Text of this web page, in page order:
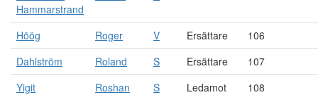
Hammarstrand
Höög Roger V Ersättare
106
Dahlström
Roland S Ersättare
107
Yigit
Roshan S Ledamot
108